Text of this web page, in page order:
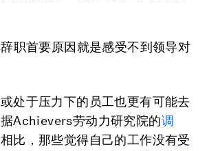
辞职首要原因 就是感受不到领导对
处于压力下的员工也更有可能去
Achievers劳动力研究院的调
比，那些觉得自己的工作没有受